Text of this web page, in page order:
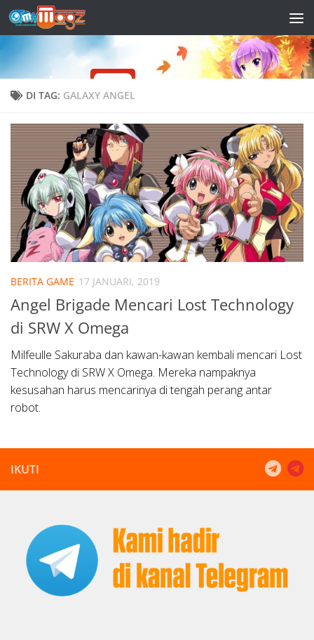
Skip to content
DI TAG: GALAXY ANGEL
BERITA GAME 17 JANUARI, 2019
Angel Brigade Mencari Lost Technology
di SRW X Omega
Milfeulle Sakuraba dan kawan-kawan kembali mencari Lost
Technology di SRW X Omega. Mereka nampaknya
kesusahan harus mencarinya di tengah perang antar
robot.
IKUTI